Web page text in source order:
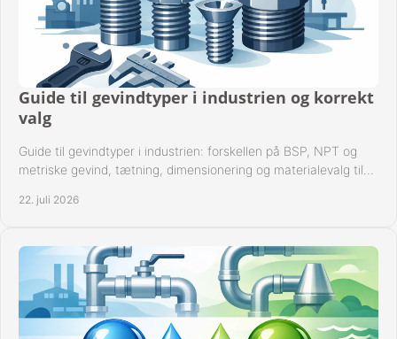
Guide til gevindtyper i industrien og korrekt
valg
Guide til gevindtyper i industrien: forskellen på BSP, NPT og
metriske gevind, tætning, dimensionering og materialevalg til
22. juli 2026